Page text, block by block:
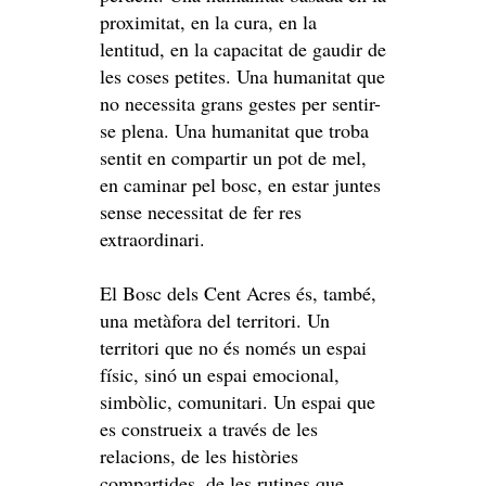
proximitat, en la cura, en la
lentitud, en la capacitat de gaudir de
les coses petites. Una humanitat que
no necessita grans gestes per sentir-
se plena. Una humanitat que troba
sentit en compartir un pot de mel,
en caminar pel bosc, en estar juntes
sense necessitat de fer res
extraordinari.
El Bosc dels Cent Acres és, també,
una metàfora del territori. Un
territori que no és només un espai
físic, sinó un espai emocional,
simbòlic, comunitari. Un espai que
es construeix a través de les
relacions, de les històries